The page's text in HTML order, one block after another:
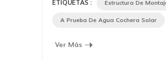
estructura del techo. Este es un
techosistema, que consiste en el
ETIQUETAS : Estructura De
A Prueba De Agua Cochera Solar
Ver Más